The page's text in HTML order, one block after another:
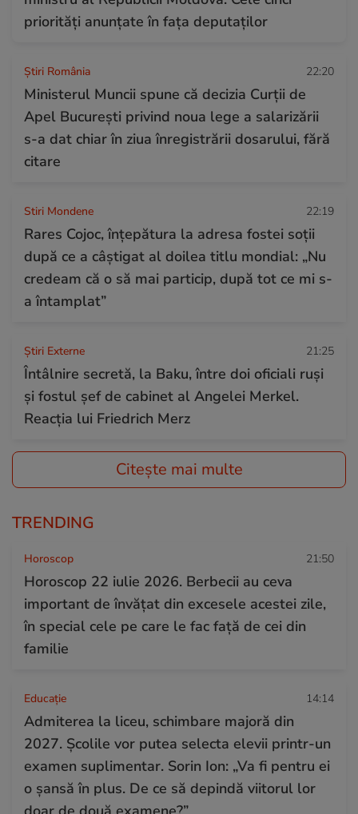
priorități anunțate în fața deputaților
Știri România 22:20
Ministerul Muncii spune că decizia Curții de
Apel București privind noua lege a salarizării
s-a dat chiar în ziua înregistrării dosarului, fără
citare
Stiri Mondene 22:19
Rares Cojoc, înțepătura la adresa fostei soții
după ce a câștigat al doilea titlu mondial: „Nu
credeam că o să mai particip, după tot ce mi s-
a întamplat”
Știri Externe 21:25
Întâlnire secretă, la Baku, între doi oficiali ruși
și fostul șef de cabinet al Angelei Merkel.
Reacția lui Friedrich Merz
Citește mai multe
TRENDING
Horoscop 21:50
Horoscop 22 iulie 2026. Berbecii au ceva
important de învățat din excesele acestei zile,
în special cele pe care le fac față de cei din
familie
Educație 14:14
Admiterea la liceu, schimbare majoră din
2027. Școlile vor putea selecta elevii printr-un
examen suplimentar. Sorin Ion: „Va fi pentru ei
o șansă în plus. De ce să depindă viitorul lor